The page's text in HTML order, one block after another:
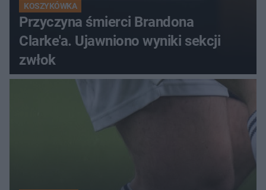
KOSZYKÓWKA
Przyczyna śmierci Brandona
Clarke'a. Ujawniono wyniki sekcji
zwłok